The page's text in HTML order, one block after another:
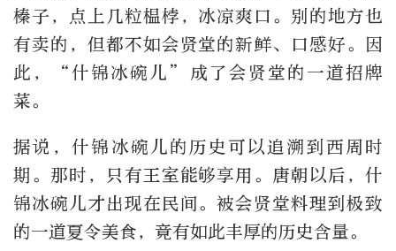
榛子，点上几粒榅桲，冰凉爽口。别的地方也
有卖的，但都不如会贤堂的新鲜、口感好。因
此，“什锦冰碗儿”成了会贤堂的一道招牌
菜。
据说，什锦冰碗儿的历史可以追溯到西周时
期。那时，只有王室能够享用。唐朝以后，什
锦冰碗儿才出现在民间。被会贤堂料理到极致
的一道夏令美食，竟有如此丰厚的历史含量。